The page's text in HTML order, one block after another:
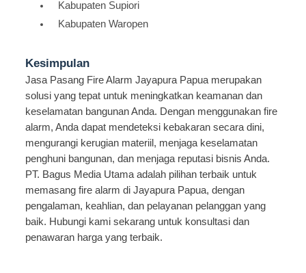
Kabupaten Supiori
Kabupaten Waropen
Kesimpulan
Jasa Pasang Fire Alarm Jayapura Papua merupakan
solusi yang tepat untuk meningkatkan keamanan dan
keselamatan bangunan Anda. Dengan menggunakan fire
alarm, Anda dapat mendeteksi kebakaran secara dini,
mengurangi kerugian materiil, menjaga keselamatan
penghuni bangunan, dan menjaga reputasi bisnis Anda.
PT. Bagus Media Utama adalah pilihan terbaik untuk
memasang fire alarm di Jayapura Papua, dengan
pengalaman, keahlian, dan pelayanan pelanggan yang
baik. Hubungi kami sekarang untuk konsultasi dan
penawaran harga yang terbaik.